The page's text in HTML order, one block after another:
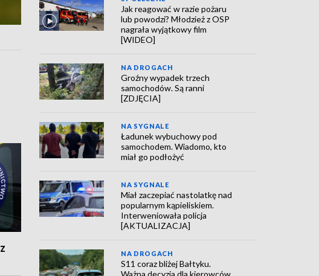
Jak reagować w razie pożaru
lub powodzi? Młodzież z OSP
nagrała wyjątkowy film
[WIDEO]
NA DROGACH
Groźny wypadek trzech
samochodów. Są ranni
[ZDJĘCIA]
NA SYGNALE
Ładunek wybuchowy pod
samochodem. Wiadomo, kto
miał go podłożyć
NA SYGNALE
Miał zaczepiać nastolatkę nad
popularnym kąpieliskiem.
Interweniowała policja
[AKTUALIZACJA]
NA DROGACH
S11 coraz bliżej Bałtyku.
Ważna decyzja dla kierowców